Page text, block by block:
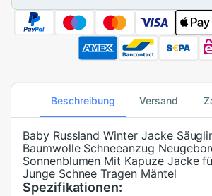
Beschreibung Versand
Baby Russland Winter Jacke
Baumwolle Schneeanzug
Sonnenblumen Mit Kapuze Jacke
Junge Schnee Tragen Mäntel
Spezifikationen: